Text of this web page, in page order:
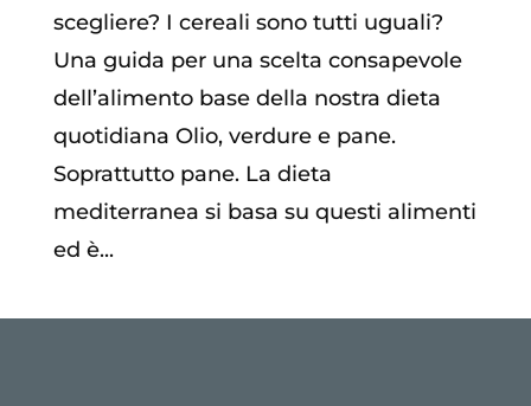
scegliere? I cereali sono tutti uguali?
Una guida per una scelta consapevole
dell’alimento base della nostra dieta
quotidiana Olio, verdure e pane.
Soprattutto pane. La dieta
mediterranea si basa su questi alimenti
ed è...